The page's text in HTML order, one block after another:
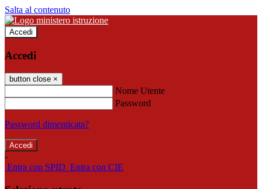
Salta al contenuto
Accedi
Accedi
button close ×
Nome Utente
Password
Password dimenticata?
-
Entra con SPID Entra con CIE